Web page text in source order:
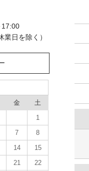
業日を除く）
金
土
1
7
8
14
15
21
22